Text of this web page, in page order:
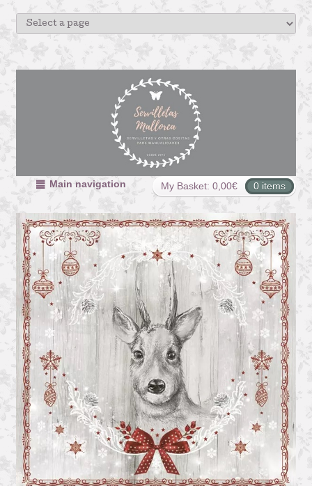
My Basket: 0,00€ 0 items
Main navigation